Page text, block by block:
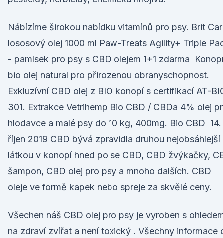
Nábízíme širokou nabídku vitamínů pro psy. Brit
lososový olej 1000 ml Paw-Treats Agility+ Triple
- pamlsek pro psy s CBD olejem 1+1 zdarma
bio olej natural pro přirozenou obranyschopnost.
Exkluzívní CBD olej z BIO konopí s certifikací AT-
301. Extrakce Vetrihemp Bio CBD / CBDa 4% olej
hlodavce a malé psy do 10 kg, 400mg. Bio CBD 14.
říjen 2019 CBD bývá zpravidla druhou nejobsáhlejší
látkou v konopí hned po se CBD, CBD žvýkačky,
šampon, CBD olej pro psy a mnoho dalších. CBD
oleje ve formě kapek nebo spreje za skvělé ceny.
Všechen náš CBD olej pro psy je vyroben s
na zdraví zvířat a není toxický . Všechny informace